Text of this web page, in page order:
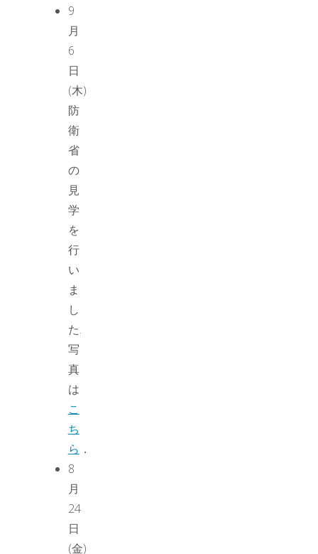
9
月
6
日
(木)
防
衛
省
の
見
学
を
行
い
ま
し
た.
写
真
は
こ
ち
ら ．
8
月
24
日
(金)